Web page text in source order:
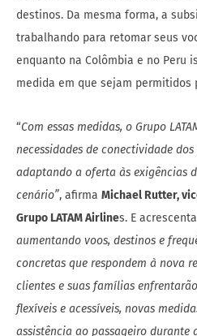
destinos. Da mesma forma, a
trabalhando para retomar seus
enquanto na Colômbia e no Peru
medida em que sejam permitidos
“Com essas medidas, o Grupo
necessidades de conectividade
adaptando a oferta às exigências
cenário”, afirma Michael Rutter,
Grupo LATAM Airlines. E
aumentando voos, destinos e
concretas que respondem à nova
clientes e suas famílias
flexíveis e acessíveis, novas
assistência ao passageiro durante